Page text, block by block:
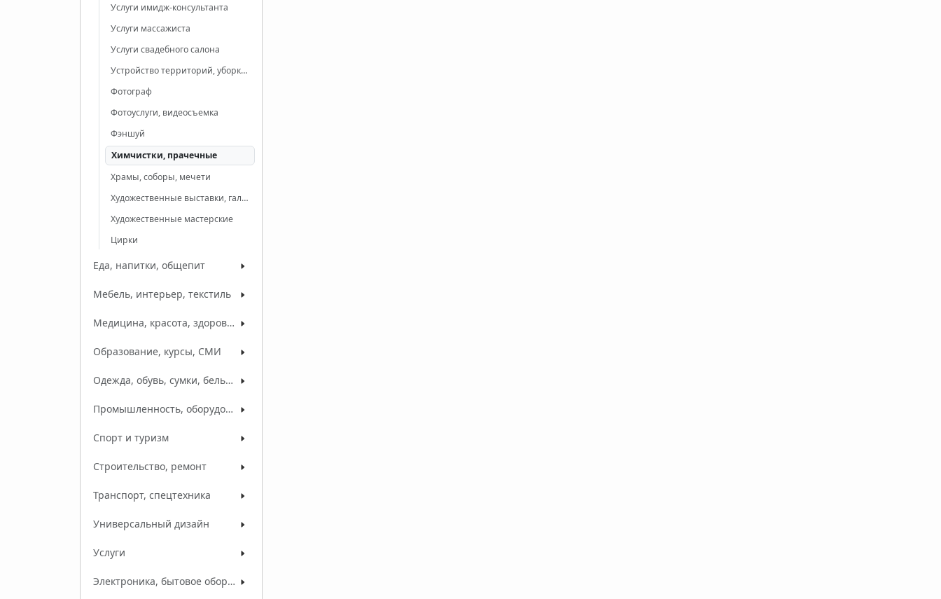
Услуги имидж-консультанта
Услуги массажиста
Услуги свадебного салона
Устройство территорий, уборка, очистка
Фотограф
Фотоуслуги, видеосъемка
Фэншуй
Химчистки, прачечные
Храмы, соборы, мечети
Художественные выставки, галереи
Художественные мастерские
Цирки
Еда, напитки, общепит
Мебель, интерьер, текстиль
Медицина, красота, здоровье
Образование, курсы, СМИ
Одежда, обувь, сумки, белье, ткани
Промышленность, оборудование, сырье
Спорт и туризм
Строительство, ремонт
Транспорт, спецтехника
Универсальный дизайн
Услуги
Электроника, бытовое оборудование